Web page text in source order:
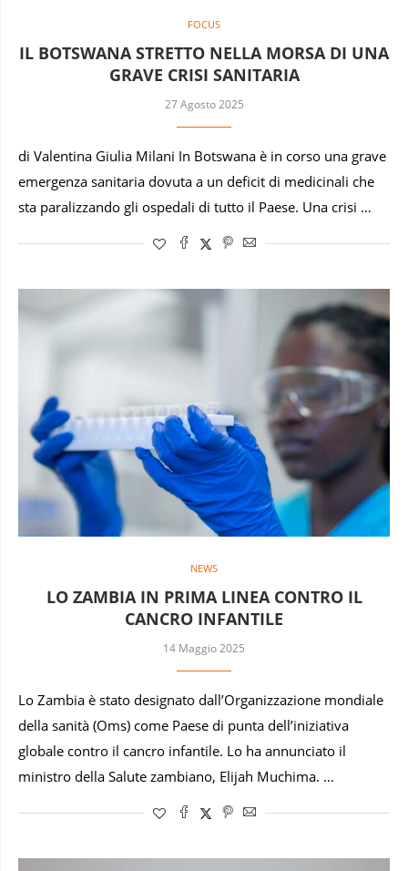
FOCUS
IL BOTSWANA STRETTO NELLA MORSA DI UNA
GRAVE CRISI SANITARIA
27 Agosto 2025
di Valentina Giulia Milani In Botswana è in corso una grave
emergenza sanitaria dovuta a un deficit di medicinali che
sta paralizzando gli ospedali di tutto il Paese. Una crisi …
NEWS
LO ZAMBIA IN PRIMA LINEA CONTRO IL
CANCRO INFANTILE
14 Maggio 2025
Lo Zambia è stato designato dall’Organizzazione mondiale
della sanità (Oms) come Paese di punta dell’iniziativa
globale contro il cancro infantile. Lo ha annunciato il
ministro della Salute zambiano, Elijah Muchima. …